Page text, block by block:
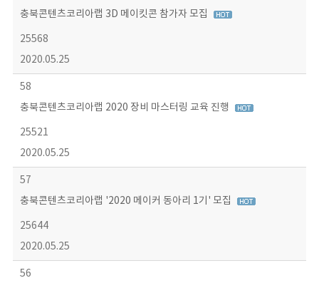
충북콘텐츠코리아랩 3D 메이킷콘 참가자 모집
25568
2020.05.25
58
충북콘텐츠코리아랩 2020 장비 마스터링 교육 진행
25521
2020.05.25
57
충북콘텐츠코리아랩 '2020 메이커 동아리 1기' 모집
25644
2020.05.25
56